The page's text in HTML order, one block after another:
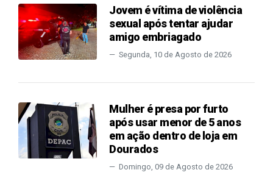
Jovem é vítima de violência
sexual após tentar ajudar
amigo embriagado
Segunda, 10 de Agosto de 2026
Mulher é presa por furto
após usar menor de 5 anos
em ação dentro de loja em
Dourados
Domingo, 09 de Agosto de 2026